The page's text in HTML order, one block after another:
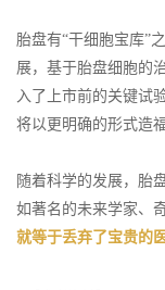
胎盘有“干细胞宝库”
展，基于胎盘细胞的
入了上市前的关键试
将以更明确的形式造
随着科学的发展，胎
如著名的未来学家、
就等于丢弃了宝贵的